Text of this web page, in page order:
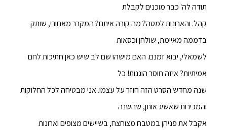
תודה לה' כבר מוכנים לקבלת
קהל. והארונות למטה? מה קורה איתם? המקרר מאחורי, שותק
בדממה מאיימת, שולחן וכסאות
לשמאלי, יבוא זמנם. האם מישהו שם לב שיש כאן חתיכות לחם
אמיתיות? איזה חוסר הוגנות! כל
שנה מחדש הסרט הזה חוזר על עצמו. אני מבטיחה לכל החלוקות
והמכירות שאשיג אותן, שהשנה
אקבל את פניהן במטבח מצוחצח, בשיישים מצופים וארונות